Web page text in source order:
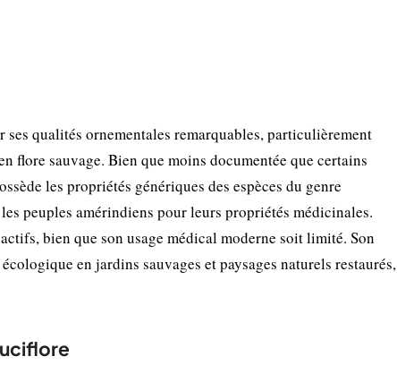
qualités ornementales remarquables, particulièrement
flore sauvage. Bien que moins documentée que certains
les propriétés génériques des espèces du genre
peuples amérindiens pour leurs propriétés médicinales.
bien que son usage médical moderne soit limité. Son
en jardins sauvages et paysages naturels restaurés,